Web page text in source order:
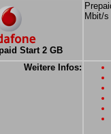
Start 2 GB
Mbit/s
Weitere Infos: